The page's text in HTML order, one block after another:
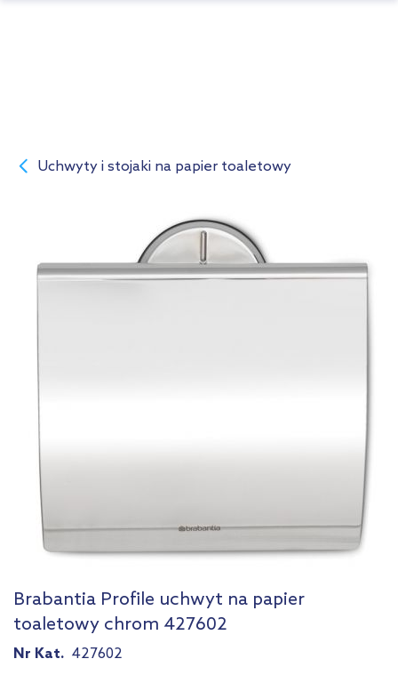
Uchwyty i stojaki na papier toaletowy
Brabantia Profile uchwyt na papier
toaletowy chrom 427602
Nr Kat. 427602